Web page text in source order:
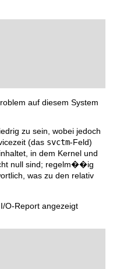
auf diesem System
zu sein, wobei jedoch
(das svctm-Feld)
in dem Kernel und
null sind; regelm��ig
was zu den relativ
O-Report angezeigt